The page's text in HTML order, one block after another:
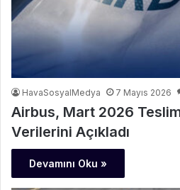
HavaSosyalMedya 7 Mayıs 2026
Airbus, Mart 2026
Verilerini Açıkladı
Devamını Oku »